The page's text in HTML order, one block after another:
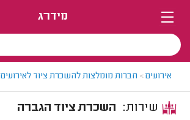
מידרג
אירועים> חברות מומלצות להשכרת ציוד לאירועים
השכרת ציוד הגברה